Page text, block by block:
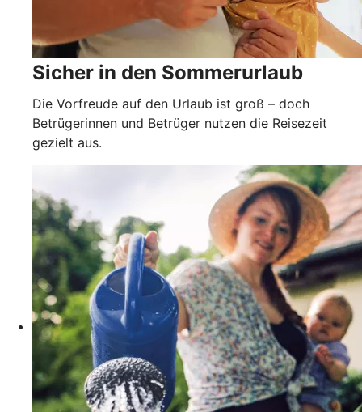
Sicher in den Sommerurlaub
Die Vorfreude auf den Urlaub ist groß – doch
Betrügerinnen und Betrüger nutzen die Reisezeit
gezielt aus.